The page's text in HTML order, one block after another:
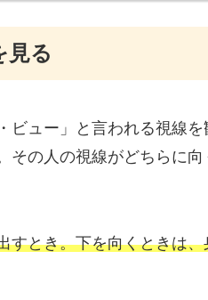
見る
ビュー」と言われる視線
の人の視線がどちらに向
すとき。下を向くときは